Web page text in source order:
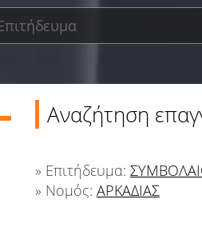
Αναζήτηση
» Επιτήδευμα:
» Νομός: ΑΡΚΑΔΙΑΣ